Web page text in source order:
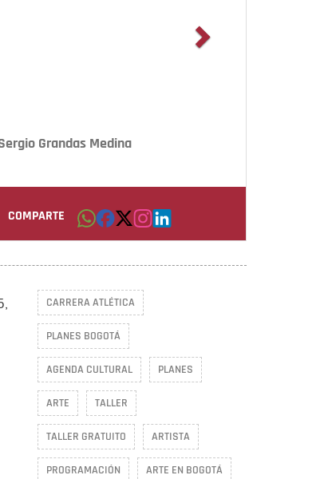
Grandas Medina
COMPARTE
CARRERA ATLÉTICA
PLANES BOGOTÁ
AGENDA CULTURAL PLANES
ARTE TALLER
TALLER GRATUITO ARTISTA
PROGRAMACIÓN ARTE EN BOGOTÁ